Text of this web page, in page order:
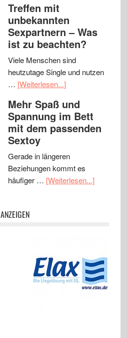
Treffen mit
unbekannten
Sexpartnern – Was
ist zu beachten?
Viele Menschen sind
heutzutage Single und nutzen
… [Weiterlesen...]
Mehr Spaß und
Spannung im Bett
mit dem passenden
Sextoy
Gerade in längeren
Beziehungen kommt es
häufiger … [Weiterlesen...]
ANZEIGEN